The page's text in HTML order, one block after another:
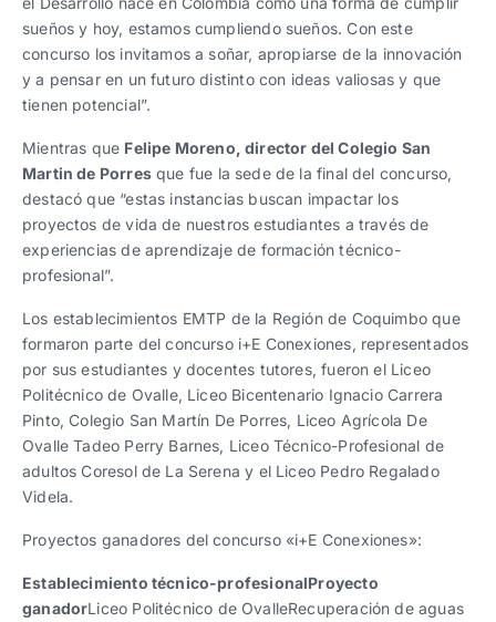
sueños y hoy, estamos cumpliendo sueños. Con este
concurso los invitamos a soñar, apropiarse de la innovación
y a pensar en un futuro distinto con ideas valiosas y que
tienen potencial”.
Mientras que Felipe Moreno, director del Colegio San
Martin de Porresque fue la sede de la final del concurso,
destacó que “estas instancias buscan impactar los
proyectos de vida de nuestros estudiantes a través de
experiencias de aprendizaje de formación técnico-
profesional”.
Los establecimientos EMTP de la Región de Coquimbo que
formaron parte del concurso i+E Conexiones, representados
por sus estudiantes y docentes tutores, fueron el Liceo
Politécnico de Ovalle, Liceo Bicentenario Ignacio Carrera
Pinto, Colegio San Martín De Porres, Liceo Agrícola De
Ovalle Tadeo Perry Barnes, Liceo Técnico-Profesional de
adultos Coresol de La Serena y el Liceo Pedro Regalado
Videla.
Proyectos ganadores del concurso «i+E Conexiones»:
Establecimiento técnico-profesionalProyecto
ganadorLiceo Politécnico de OvalleRecuperación de aguas